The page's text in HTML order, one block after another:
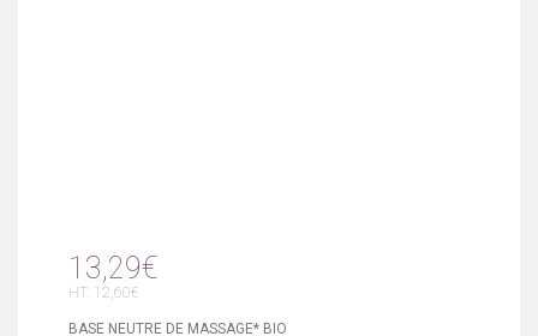
13,29€
HT: 12,60€
BASE NEUTRE DE MASSAGE* BIO